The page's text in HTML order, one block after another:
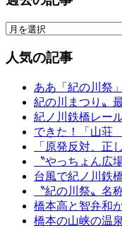
人気の記事
ああ「紀の川祭
紀の川まつり〟
紀ノ川鉄橋レー
できた！「山荘
「原発反対、正
〝やっちょん広
台風で紀ノ川鉄
〝紀の川祭〟名
橋本高と智弁和
橋本の山峡の温